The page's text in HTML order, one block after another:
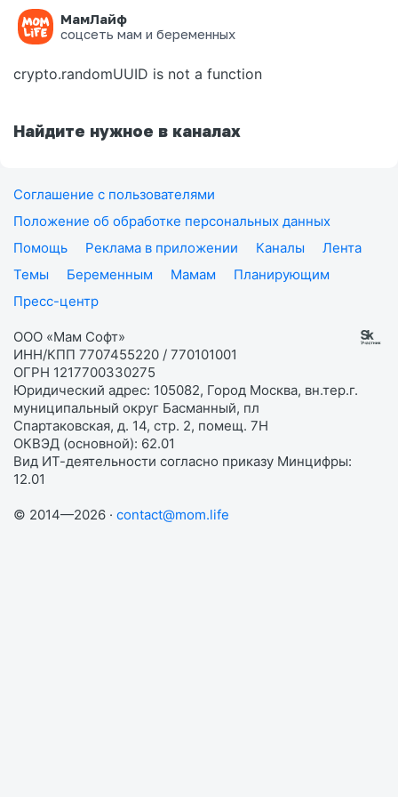
МамЛайф
соцсеть мам и беременных
Ошибка на странице
crypto.randomUUID is not a function
Найдите нужное в каналах
Соглашение с пользователями
Положение об обработке персональных данных
Помощь
Реклама в приложении Каналы
Лента
Темы
Беременным Мамам
Планирующим
Пресс-центр
ООО «Мам Софт»
ИНН/КПП 7707455220 / 770101001
ОГРН 1217700330275
Юридический адрес: 105082, Город Москва, вн.тер.г.
муниципальный округ Басманный, пл
Спартаковская, д. 14, стр. 2, помещ. 7Н
ОКВЭД (основной): 62.01
Вид ИТ-деятельности согласно приказу Минцифры:
12.01
© 2014—2026 · contact@mom.life